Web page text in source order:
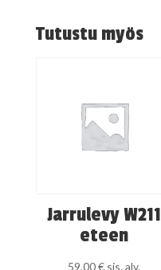
Tutustu myös
Jarrulevy W211
eteen
59,00€ sis. alv.